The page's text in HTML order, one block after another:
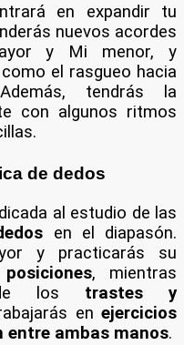
en expandir tu
nuevos acordes
y Mi menor, y
como el rasgueo hacia
tendrás la
con algunos ritmos
de dedos
al estudio de las
en el diapasón.
y practicarás su
, mientras
de los trastes y
en ejercicios
entre ambas manos.